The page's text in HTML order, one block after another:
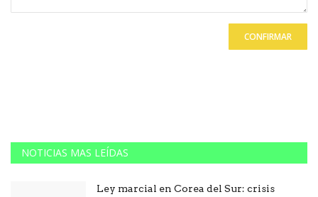
CONFIRMAR
NOTICIAS MAS LEÍDAS
Ley marcial en Corea del Sur: crisis